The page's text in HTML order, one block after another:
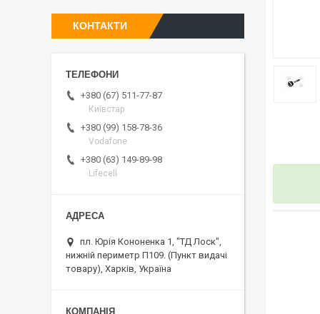
КОНТАКТИ
+380 (67) 511-77-87
Київстар
+380 (99) 158-78-36
Vodafone
+380 (63) 149-89-98
Lifecell
пл. Юрія Кононенка 1, "ТД Лоск",
нижній периметр П109. (Пункт видачі
товару), Харків, Україна